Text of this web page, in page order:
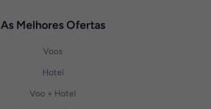
As Melhores Ofertas
Voos
Hotel
Voo + Hotel